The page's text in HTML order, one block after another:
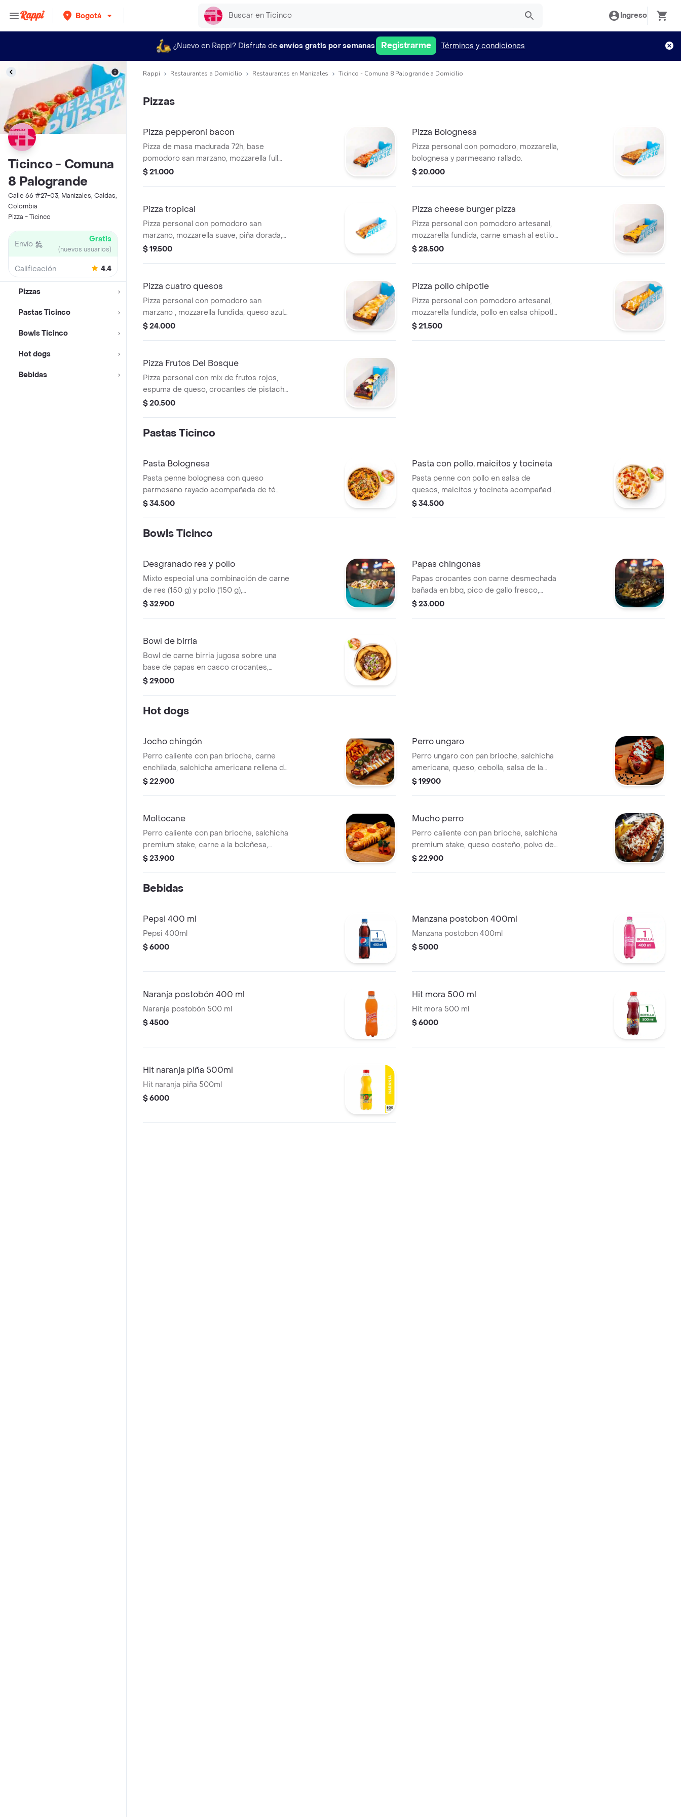
Bogotá Ingreso
¿Nuevo en Rappi? Disfruta de envíos gratis por semanas Registrarme Términos y condiciones
Ticinco - Comuna
8 Palogrande
Calle 66 #27-03, Manizales, Caldas,
Colombia
Pizza - Ticinco
Envío Gratis
(nuevos usuarios)
Calificación 4.4
Pizzas
Pastas Ticinco
Bowls Ticinco
Hot dogs
Bebidas
Rappi Restaurantes a Domicilio Restaurantes en Manizales Ticinco - Comuna 8 Palogrande a Domicilio
Pizzas
Pizza pepperoni bacon
Pizza de masa madurada 72h, base
pomodoro san marzano, mozzarella full
melt, pepperoni premium, toques de
que estalla en sabor.
$ 21.000
Pizza Bolognesa
Pizza personal con pomodoro, mozzarella,
bolognesa y parmesano rallado.
$ 20.000
Pizza tropical
Pizza personal con pomodoro san
marzano, mozzarella suave, piña dorada,
tocineta crocante y un toque de
$ 19.500
Pizza cheese burger pizza
Pizza personal con pomodoro artesanal,
mozzarella fundida, carne smash al estilo
burger, capa generosa de queso cheddar
formato pizza.
$ 28.500
Pizza cuatro quesos
Pizza personal con pomodoro san
marzano , mozzarella fundida, queso azul
con carácter, parmesano rallado y perlas
combinación intensa y equilibrada para
$ 24.000
Pizza pollo chipotle
Pizza personal con pomodoro artesanal,
mozzarella fundida, pollo en salsa chipotle
ahumado, maíz tierno y crumble de
$ 21.500
Pizza Frutos Del Bosque
Pizza personal con mix de frutos rojos,
espuma de queso, crocantes de pistacho
y azúcar glass.
$ 20.500
Pastas Ticinco
Pasta Bolognesa
Pasta penne bolognesa con queso
parmesano rayado acompañada de té
helado
$ 34.500
Pasta con pollo, maicitos y tocineta
Pasta penne con pollo en salsa de
quesos, maicitos y tocineta acompañada
de té helado
$ 34.500
Bowls Ticinco
Desgranado res y pollo
Mixto especial una combinación de carne
de res (150 g) y pollo (150 g),
acompañados de maíz dulce, lechuga
de piña artesanal y la inconfundible salsa
$ 32.900
Papas chingonas
Papas crocantes con carne desmechada
bañada en bbq, pico de gallo fresco,
tocineta crujiente y lluvia de queso
$ 23.000
Bowl de birria
Bowl de carne birria jugosa sobre una
base de papas en casco crocantes,
acompañado de cebolla en cubos y
birria
$ 29.000
Hot dogs
Jocho chingón
Perro caliente con pan brioche, carne
enchilada, salchicha americana rellena de
queso doble crema envuelta en tocineta,
$ 22.900
Perro ungaro
Perro ungaro con pan brioche, salchicha
americana, queso, cebolla, salsa de la
casa y papita chongo.
$ 19.900
Moltocane
Perro caliente con pan brioche, salchicha
premium stake, carne a la boloñesa,
queso cheddar y pepperoni.
$ 23.900
Mucho perro
Perro caliente con pan brioche, salchicha
premium stake, queso costeño, polvo de
chorizo santarrosano y maíz dulce.
$ 22.900
Bebidas
Pepsi 400 ml
Pepsi 400ml
$ 6000
Manzana postobon 400ml
Manzana postobon 400ml
$ 5000
Naranja postobón 400 ml
Naranja postobón 500 ml
$ 4500
Hit mora 500 ml
Hit mora 500 ml
$ 6000
Hit naranja piña 500ml
Hit naranja piña 500ml
$ 6000